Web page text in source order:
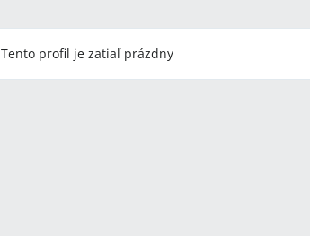
Tento profil je zatiaľ prázdny